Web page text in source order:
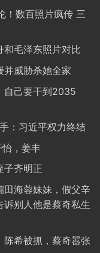
！数百照片疯传 三
和毛泽东照片对比
并威胁杀她全家
自己要干到2035
：习近平权力终结
，姜丰
子齐明正
田海蓉妹妹，假父辛
别人他是蔡奇私生
陈希被抓，蔡奇嚣张